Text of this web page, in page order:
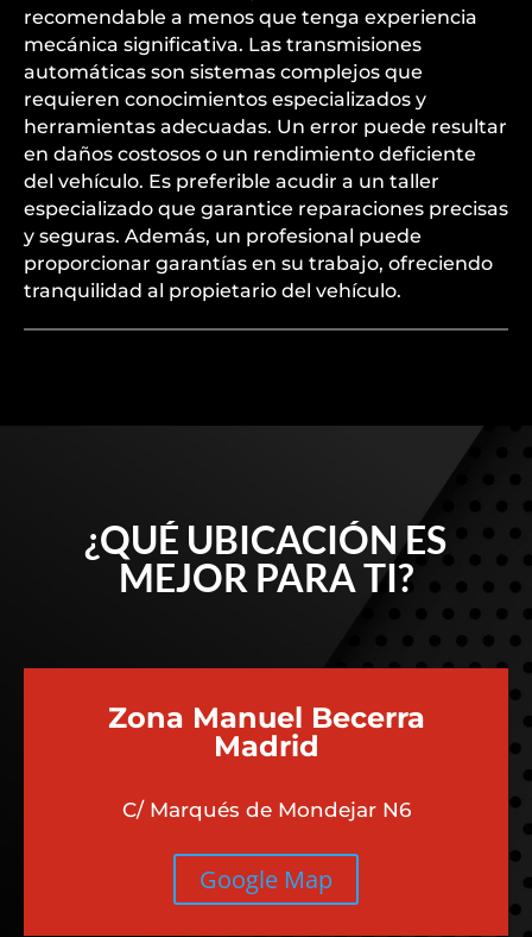
recomendable a menos que tenga experiencia
mecánica significativa. Las transmisiones
automáticas son sistemas complejos que
requieren conocimientos especializados y
herramientas adecuadas. Un error puede resultar
en daños costosos o un rendimiento deficiente
del vehículo. Es preferible acudir a un taller
especializado que garantice reparaciones precisas
y seguras. Además, un profesional puede
proporcionar garantías en su trabajo, ofreciendo
tranquilidad al propietario del vehículo.
¿QUÉ UBICACIÓN ES
MEJOR PARA TI?
Zona Manuel Becerra
Madrid
C/ Marqués de Mondejar N6
Google Map